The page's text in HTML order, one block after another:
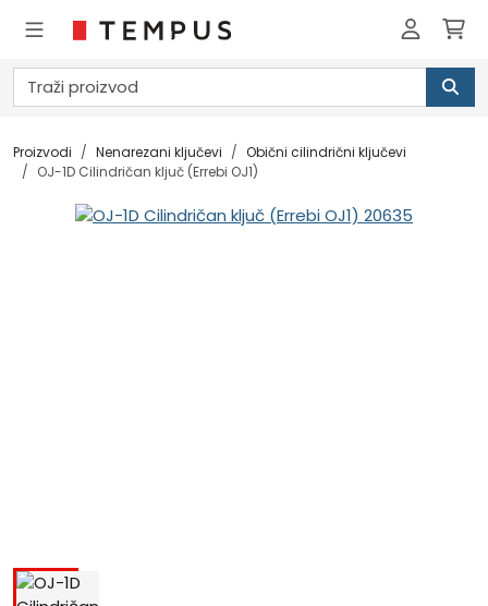
Proizvodi Nenarezani ključevi
Obični cilindrični ključevi
OJ-1D Cilindričan ključ (Errebi OJ1)